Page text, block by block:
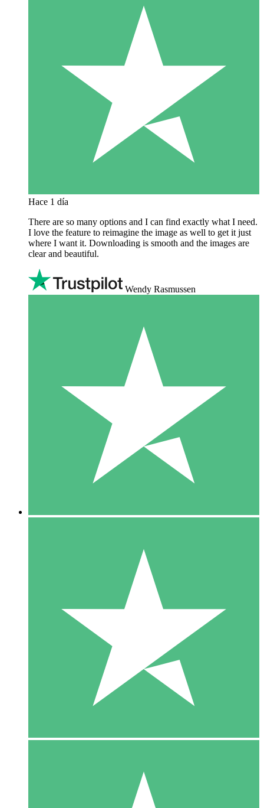
Hace 1 día
There are so many options and I can find exactly what I need.
I love the feature to reimagine the image as well to get it just
where I want it. Downloading is smooth and the images are
clear and beautiful.
Wendy Rasmussen